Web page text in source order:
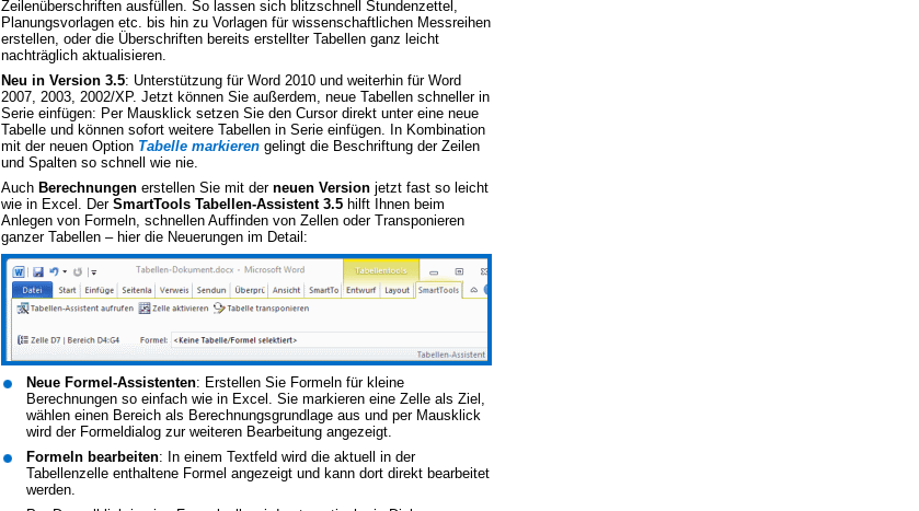
Zeilenüberschriften ausfüllen. So lassen sich blitzschnell Stundenzettel,
Planungsvorlagen etc. bis hin zu Vorlagen für wissenschaftlichen Messreihen
erstellen, oder die Überschriften bereits erstellter Tabellen ganz leicht
nachträglich aktualisieren.
Neu in Version 3.5: Unterstützung für Word 2010 und weiterhin für Word
2007, 2003, 2002/XP. Jetzt können Sie außerdem, neue Tabellen schneller in
Serie einfügen: Per Mausklick setzen Sie den Cursor direkt unter eine neue
Tabelle und können sofort weitere Tabellen in Serie einfügen. In Kombination
mit der neuen Option Tabelle markierengelingt die Beschriftung der Zeilen
und Spalten so schnell wie nie.
Auch Berechnungenerstellen Sie mit der neuen Version jetzt fast so leicht
wie in Excel. Der SmartTools Tabellen-Assistent 3.5 hilft Ihnen beim
Anlegen von Formeln, schnellen Auffinden von Zellen oder Transponieren
ganzer Tabellen – hier die Neuerungen im Detail:
Neue Formel-Assistenten: Erstellen Sie Formeln für kleine
Berechnungen so einfach wie in Excel. Sie markieren eine Zelle als Ziel,
wählen einen Bereich als Berechnungsgrundlage aus und per Mausklick
wird der Formeldialog zur weiteren Bearbeitung angezeigt.
Formeln bearbeiten: In einem Textfeld wird die aktuell in der
Tabellenzelle enthaltene Formel angezeigt und kann dort direkt bearbeitet
werden.